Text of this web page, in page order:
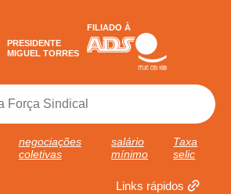
PRESIDENTE
MIGUEL TORRES
FILIADO À
negociações
coletivas
salário
mínimo
Taxa
selic
Links rápidos